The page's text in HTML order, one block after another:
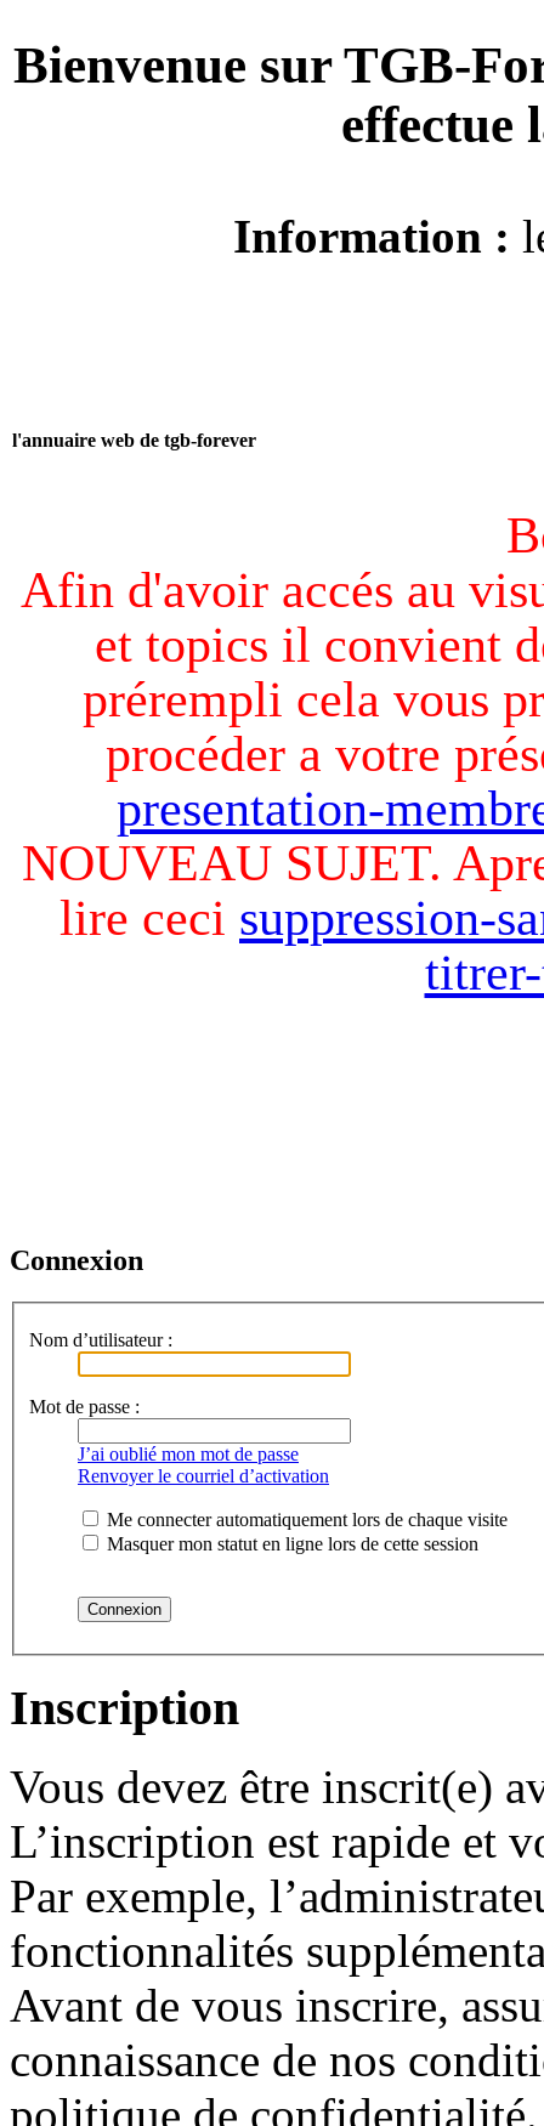
Bienvenue sur TGB-
Information :
l'annuaire web de tgb-forever
Afin d'avoir accés au
et topics il convient
prérempli cela vous
procéder a votre
presentation-
NOUVEAU SUJET.
lire ceci suppression-
Connexion
Nom d’utilisateur :
Mot de passe :
J’ai oublié mon mot de passe
Renvoyer le courriel d’activation
Me connecter automatiquement lors de chaque visite
Masquer mon statut en ligne lors de cette session
Inscription
Vous devez être inscrit(e)
L’inscription est rapide et
Par exemple,
fonctionnalités
Avant de vous inscrire,
connaissance de nos
politique de